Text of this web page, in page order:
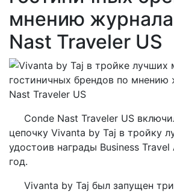
мнению
Nast Traveler US
Conde Nast Traveler US
цепочку Vivanta by Taj в тройку
удостоив награды Business Travel
год.
Vivanta by Taj был запущен три